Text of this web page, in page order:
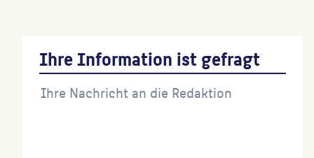
Ihre Information ist gefragt